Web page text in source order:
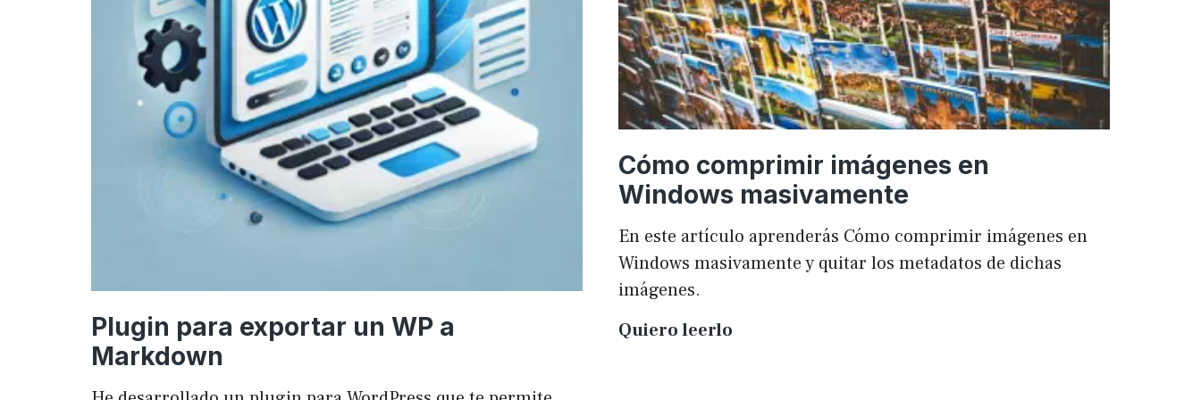
Plugin para exportar un WP a
Markdown
Cómo comprimir imágenes en
Windows masivamente
En este artículo aprenderás Cómo comprimir imágenes en
Windows masivamente y quitar los metadatos de dichas
imágenes.
Quiero leerlo